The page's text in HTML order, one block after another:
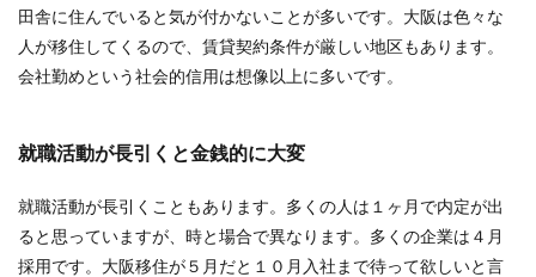
田舎に住んでいると気が付かないことが多いです。大阪は色々な
人が移住してくるので、賃貸契約条件が厳しい地区もあります。
会社勤めという社会的信用は想像以上に多いです。
就職活動が長引くと金銭的に大変
就職活動が長引くこともあります。多くの人は１ヶ月で内定が出
ると思っていますが、時と場合で異なります。多くの企業は４月
採用です。大阪移住が５月だと１０月入社まで待って欲しいと言